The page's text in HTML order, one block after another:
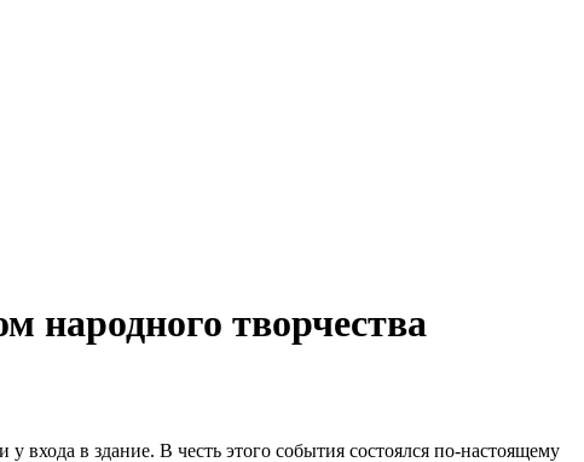
народного творчества
в здание. В честь этого события состоялся по‑настоящему